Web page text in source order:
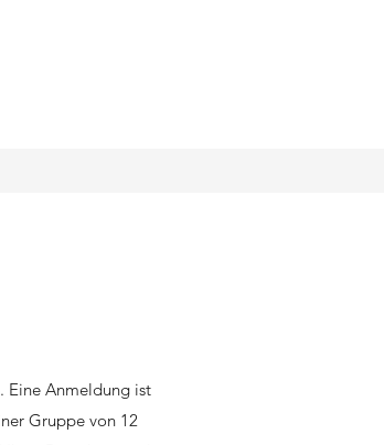
Eine Anmeldung ist
Gruppe von 12